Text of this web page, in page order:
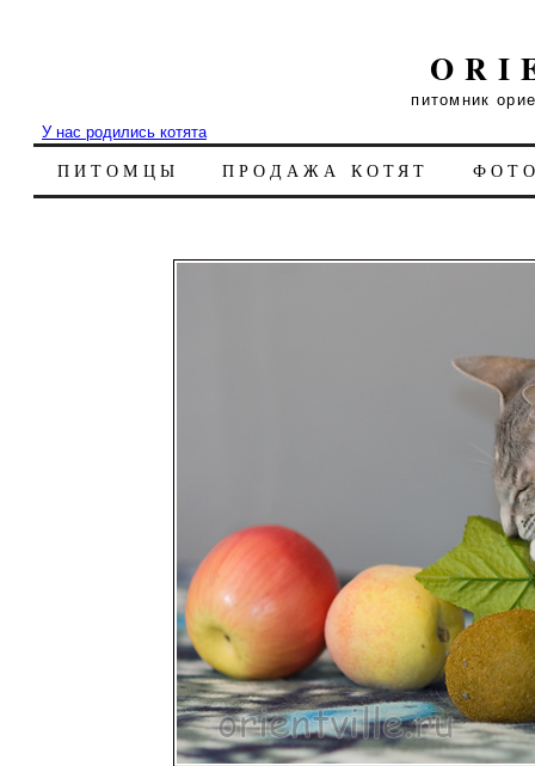
питомник
У нас родились котята
ПИТОМЦЫ ПРОДАЖА КОТЯТ